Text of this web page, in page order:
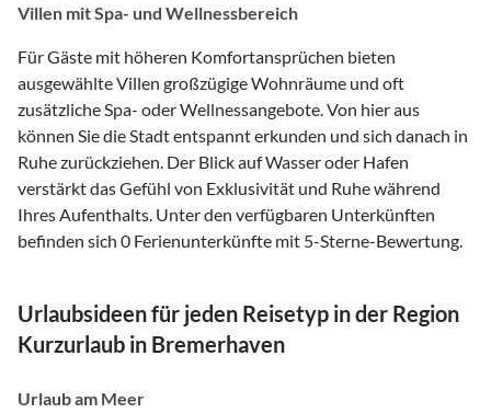
Villen mit Spa- und Wellnessbereich
Für Gäste mit höheren Komfortansprüchen bieten
ausgewählte Villen großzügige Wohnräume und oft
zusätzliche Spa- oder Wellnessangebote. Von hier aus
können Sie die Stadt entspannt erkunden und sich danach in
Ruhe zurückziehen. Der Blick auf Wasser oder Hafen
verstärkt das Gefühl von Exklusivität und Ruhe während
Ihres Aufenthalts. Unter den verfügbaren Unterkünften
befinden sich 0 Ferienunterkünfte mit 5-Sterne-Bewertung.
Urlaubsideen für jeden Reisetyp in der Region
Kurzurlaub in Bremerhaven
Urlaub am Meer